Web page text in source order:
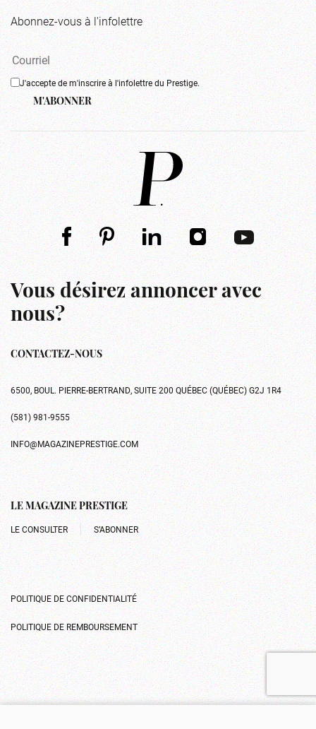
Abonnez-vous à l'infolettre
J'accepte de m'inscrire à l'infolettre du Prestige.
M'ABONNER
Vous désirez annoncer avec
nous?
CONTACTEZ-NOUS
6500, BOUL. PIERRE-BERTRAND, SUITE 200 QUÉBEC (QUÉBEC) G2J 1R4
(581) 981-9555
INFO@MAGAZINEPRESTIGE.COM
LE MAGAZINE PRESTIGE
LE CONSULTER S’ABONNER
POLITIQUE DE CONFIDENTIALITÉ
POLITIQUE DE REMBOURSEMENT